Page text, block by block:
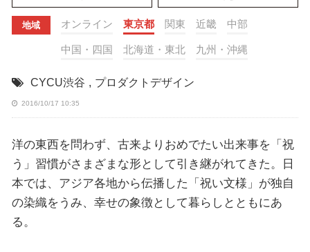
地域 オンライン 東京都 関東 近畿 中部
中国・四国 北海道・東北 九州・沖縄
CYCU渋谷 , プロダクトデザイン
2016/10/17 10:35
洋の東西を問わず、古来よりおめでたい出来事を「祝
う」習慣がさまざまな形として引き継がれてきた。日
本では、アジア各地から伝播した「祝い文様」が独自
の染織をうみ、幸せの象徴として暮らしとともにあ
る。